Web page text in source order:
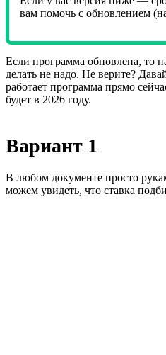
вам помочь с обновлением
Если программа обновлена, то
делать не надо. Не верите?
работает программа прямо
будет в 2026 году.
Вариант 1
В любом документе просто
можем увидеть, что ставка